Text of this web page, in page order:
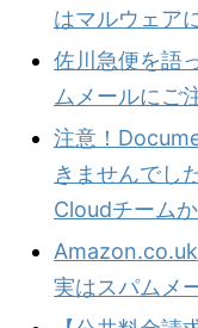
はマルウェア
佐川急便を語
ムメールにご
注意！
きませんでし
Cloudチーム
Amazon.co.uk
実はスパムメ